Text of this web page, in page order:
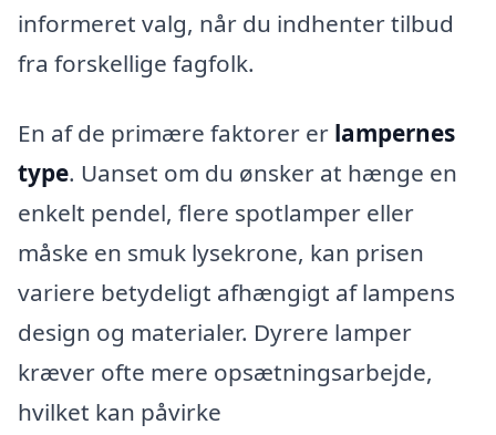
informeret valg, når du indhenter tilbud
fra forskellige fagfolk.
En af de primære faktorer er lampernes
type. Uanset om du ønsker at hænge en
enkelt pendel, flere spotlamper eller
måske en smuk lysekrone, kan prisen
variere betydeligt afhængigt af lampens
design og materialer. Dyrere lamper
kræver ofte mere opsætningsarbejde,
hvilket kan påvirke